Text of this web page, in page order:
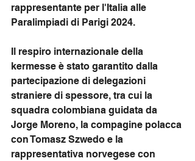
rappresentante per l'Italia alle
Paralimpiadi di Parigi 2024.
Il respiro internazionale della
kermesse è stato garantito dalla
partecipazione di delegazioni
straniere di spessore, tra cui la
squadra colombiana guidata da
Jorge Moreno, la compagine polacca
con Tomasz Szwedo e la
rappresentativa norvegese con